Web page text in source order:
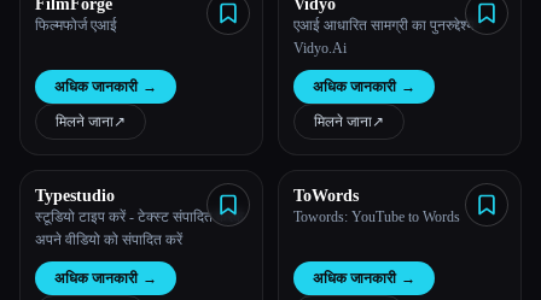
FilmForge
फिल्मफोर्ज एआई
अधिक जानकारी →
मिलने जाना↗︎
Vidyo
एआई आधारित सामग्री का पुनरुद्देश्य -
Vidyo.Ai
अधिक जानकारी →
मिलने जाना↗︎
Typestudio
स्टूडियो टाइप करें - टेक्स्ट संपादित करके
अपने वीडियो को संपादित करें
अधिक जानकारी →
ToWords
Towords: YouTube to Words
अधिक जानकारी →